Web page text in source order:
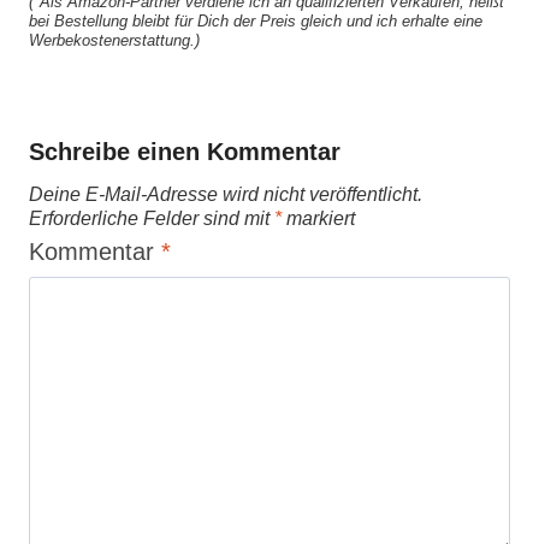
bei Bestellung bleibt für Dich der Preis gleich und ich erhalte eine
Werbekostenerstattung.)
Schreibe einen Kommentar
Deine E-Mail-Adresse wird nicht veröffentlicht.
Erforderliche Felder sind mit *markiert
Kommentar *